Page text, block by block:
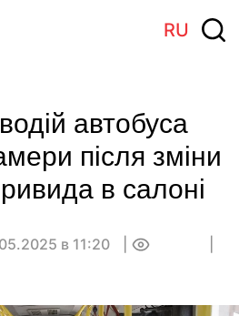
RU
автобуса
після зміни
в салоні
в 11:20